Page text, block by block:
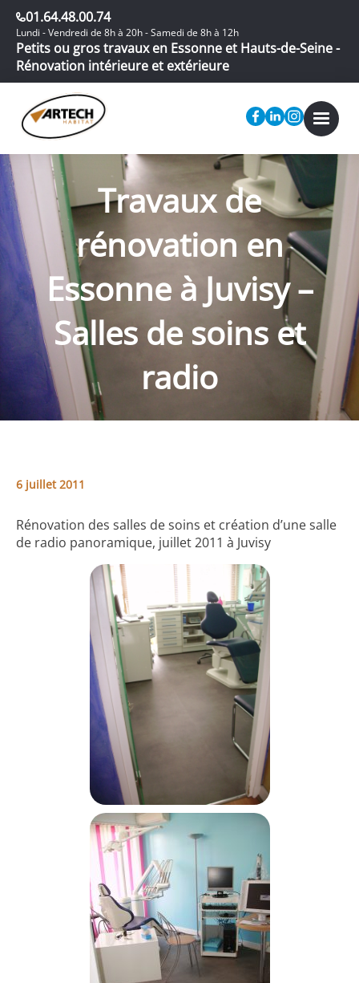
01.64.48.00.74
Lundi - Vendredi de 8h à 20h - Samedi de 8h à 12h
Petits ou gros travaux en Essonne et Hauts-de-Seine -
Rénovation intérieure et extérieure
Travaux de
rénovation en
Essonne à Juvisy –
Salles de soins et
radio
6 juillet 2011
Rénovation des salles de soins et création d’une salle
de radio panoramique, juillet 2011 à Juvisy